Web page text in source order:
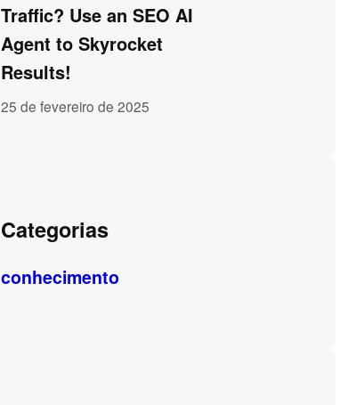
Traffic? Use an SEO AI
Agent to Skyrocket
Results!
25 de fevereiro de 2025
Categorias
conhecimento